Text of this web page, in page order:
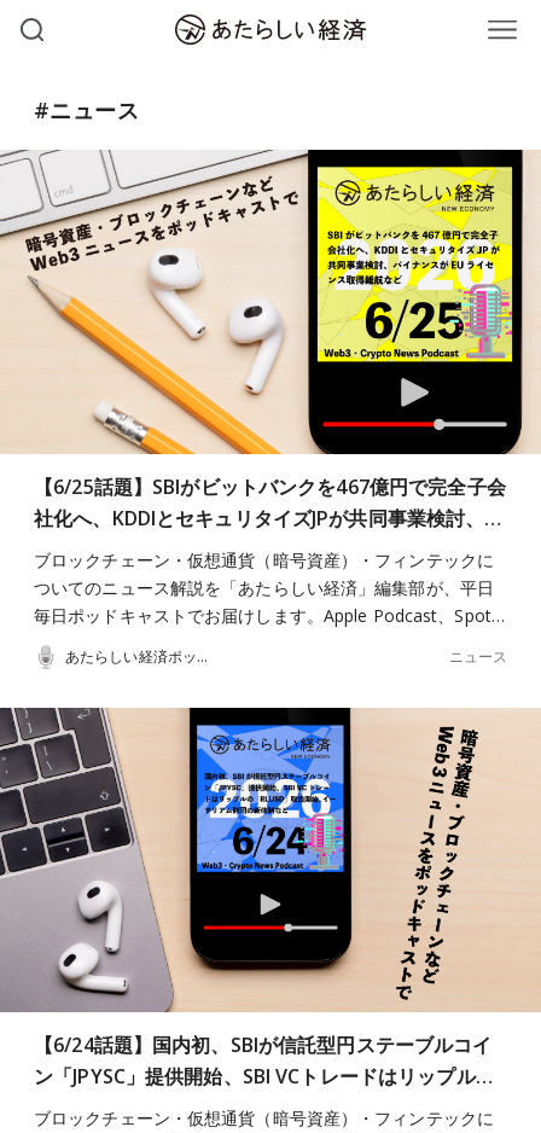
#ニュース
【6/25話題】SBIがビットバンクを467億円で完全子会
社化へ、KDDIとセキュリタイズJPが共同事業検討、…
ブロックチェーン・仮想通貨（暗号資産）・フィンテックに
ついてのニュース解説を「あたらしい経済」編集部が、平日
毎日ポッドキャストでお届けします。Apple Podcast、Spot…
あたらしい経済ポッドキャスト ニュース
【6/24話題】国内初、SBIが信託型円ステーブルコイ
ン「JPYSC」提供開始、SBI VCトレードはリップル…
ブロックチェーン・仮想通貨（暗号資産）・フィンテックに